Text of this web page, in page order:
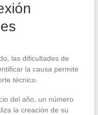
las dificultades de
la causa permite
técnico.
del año, un número
la creación de su